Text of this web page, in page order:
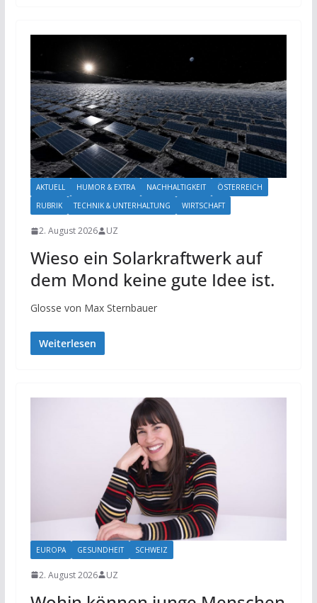
AKTUELL HUMOR & EXTRA NACHHALTIGKEIT
ÖSTERREICH
RUBRIK
TECHNIK & UNTERHALTUNG WIRTSCHAFT
2. August 2026 UZ
Wieso ein Solarkraftwerk auf
dem Mond keine gute Idee ist.
Glosse von Max Sternbauer
Weiterlesen
EUROPA GESUNDHEIT SCHWEIZ
2. August 2026 UZ